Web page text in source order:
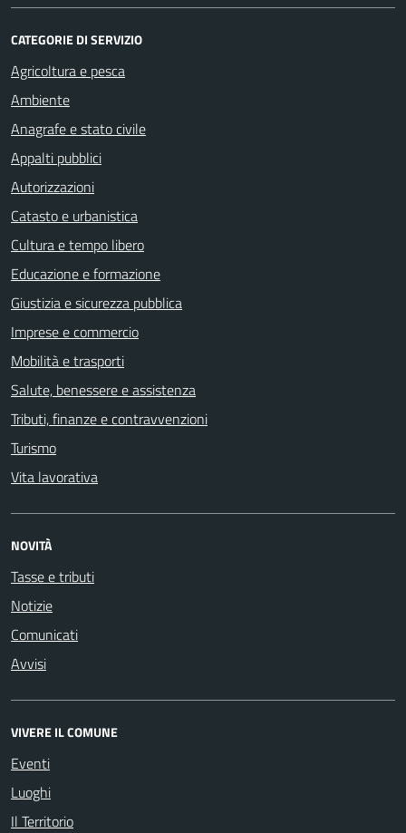
CATEGORIE DI SERVIZIO
Agricoltura e pesca
Ambiente
Anagrafe e stato civile
Appalti pubblici
Autorizzazioni
Catasto e urbanistica
Cultura e tempo libero
Educazione e formazione
Giustizia e sicurezza pubblica
Imprese e commercio
Mobilità e trasporti
Salute, benessere e assistenza
Tributi, finanze e contravvenzioni
Turismo
Vita lavorativa
NOVITÀ
Tasse e tributi
Notizie
Comunicati
Avvisi
VIVERE IL COMUNE
Eventi
Luoghi
Il Territorio